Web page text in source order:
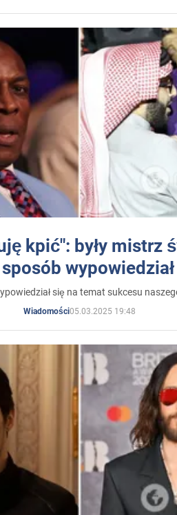
kpić": były mistrz
się na temat sukcesu
Wiadomości05.03.2025 19:48